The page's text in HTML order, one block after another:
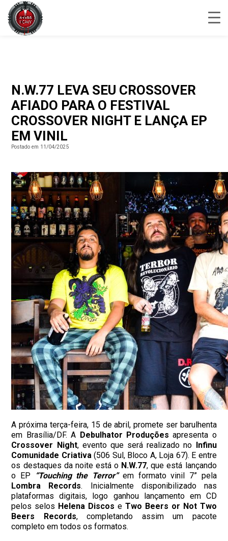
N.W.77 LEVA SEU CROSSOVER
AFIADO PARA O FESTIVAL
CROSSOVER NIGHT E LANÇA EP
EM VINIL
Postado em 11/04/2025
A próxima terça-feira, 15 de abril, promete ser barulhenta
em Brasília/DF. A Debulhator Produçõesapresenta o
Crossover Night, evento que será realizado no Infinu
Comunidade Criativa(506 Sul, Bloco A, Loja 67). E entre
os destaques da noite está o N.W.77, que está lançando
o EP
“Touching the Terror”em formato vinil 7” pela
Lombra Records. Inicialmente disponibilizado nas
plataformas digitais, logo ganhou lançamento em CD
pelos selos Helena Discos e Two Beers or Not Two
Beers Records, completando assim um pacote
completo em todos os formatos.